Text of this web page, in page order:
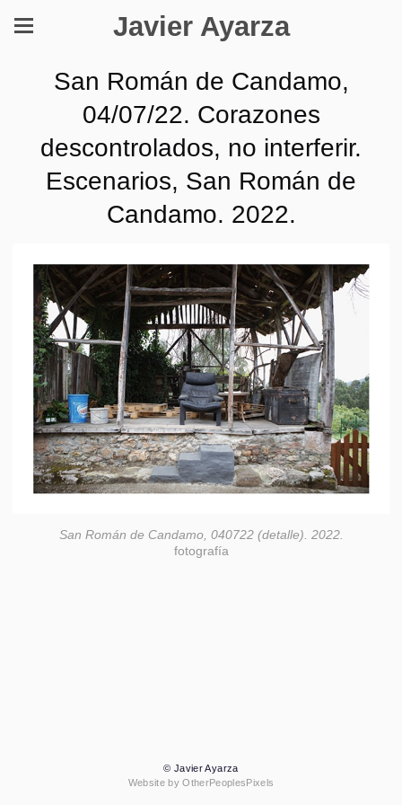
Javier Ayarza
San Román de Candamo,
04/07/22. Corazones
descontrolados, no interferir.
Escenarios, San Román de
Candamo. 2022.
San Román de Candamo, 040722 (detalle). 2022.
fotografía
© Javier Ayarza
Website by OtherPeoplesPixels